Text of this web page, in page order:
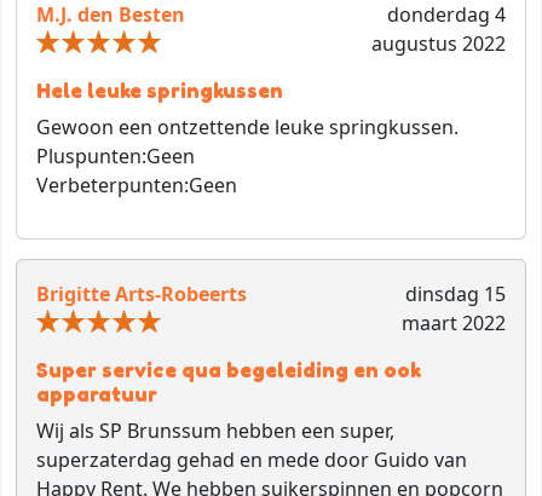
M.J. den Besten
donderdag 4
augustus 2022
Hele leuke springkussen
Gewoon een ontzettende leuke springkussen.
Pluspunten:Geen
Verbeterpunten:Geen
Brigitte Arts-Robeerts
dinsdag 15
maart 2022
Super service qua begeleiding en ook
apparatuur
Wij als SP Brunssum hebben een super,
superzaterdag gehad en mede door Guido van
Happy Rent. We hebben suikerspinnen en popcorn